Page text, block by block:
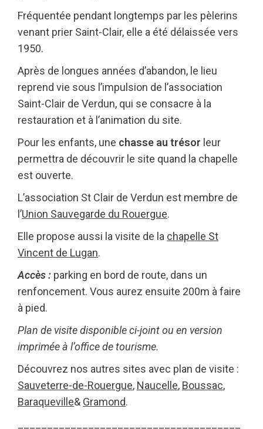
Fréquentée pendant longtemps par les pèlerins
venant prier Saint-Clair, elle a été délaissée vers
1950.
Après de longues années d’abandon, le lieu
reprend vie sous l’impulsion de l’association
Saint-Clair de Verdun, qui se consacre à la
restauration et à l’animation du site.
Pour les enfants, une chasse au trésor leur
permettra de découvrir le site quand la chapelle
est ouverte.
L’association St Clair de Verdun est membre de
l’Union Sauvegarde du Rouergue.
Elle propose aussi la visite de la chapelle St
Vincent de Lugan.
Accès : parking en bord de route, dans un
renfoncement. Vous aurez ensuite 200m à faire
à pied.
Plan de visite disponible ci-joint ou en version
imprimée à l’office de tourisme.
Découvrez nos autres sites avec plan de visite :
Sauveterre-de-Rouergue, Naucelle, Boussac,
Baraqueville& Gramond.